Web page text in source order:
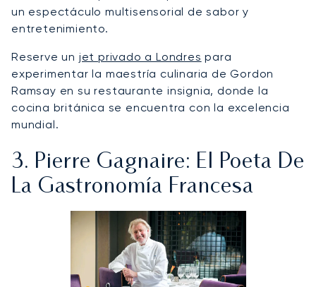
un espectáculo multisensorial de sabor y
entretenimiento.
Reserve un jet privado a Londres para
experimentar la maestría culinaria de Gordon
Ramsay en su restaurante insignia, donde la
cocina británica se encuentra con la excelencia
mundial.
3. Pierre Gagnaire: El Poeta De
La Gastronomía Francesa